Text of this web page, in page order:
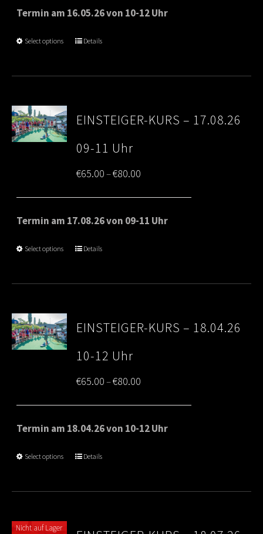
€65.00
Termin am 16.05.26 von 10-12 Uhr
Select options Details
EINSTEIGER-KURS – 17.08.26
09-11 Uhr
€65.00–€80.00
range:
€65.00
Termin am 17.08.26 von 09-11 Uhr
Select options Details
EINSTEIGER-KURS – 18.04.26
10-12 Uhr
€65.00–€80.00
range:
€65.00
Termin am 18.04.26 von 10-12 Uhr
Select options Details
Nicht auf Lager